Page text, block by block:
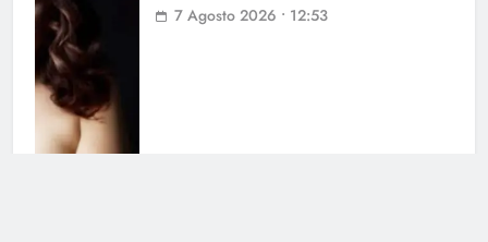
7 Agosto 2026 • 12:53